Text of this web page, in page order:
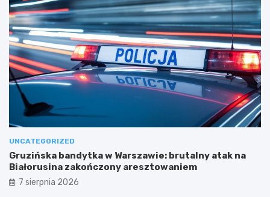
UNCATEGORIZED
Gruzińska bandytka w Warszawie: brutalny atak na
Białorusina zakończony aresztowaniem
7 sierpnia 2026